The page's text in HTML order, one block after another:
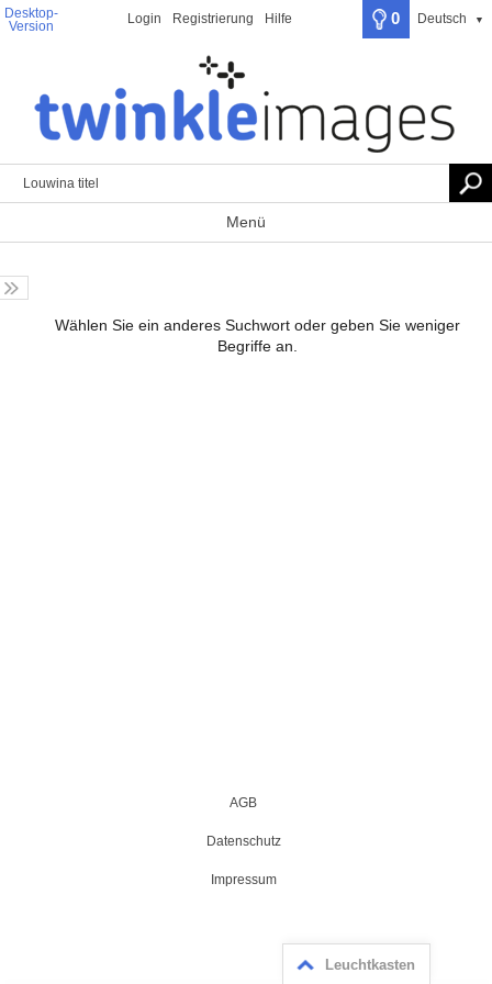
Desktop-
Version
Login Registrierung Hilfe 0 Deutsch ▼
Menü
Wählen Sie ein anderes Suchwort oder geben Sie weniger
Begriffe an.
AGB
Datenschutz
Impressum
Leuchtkasten